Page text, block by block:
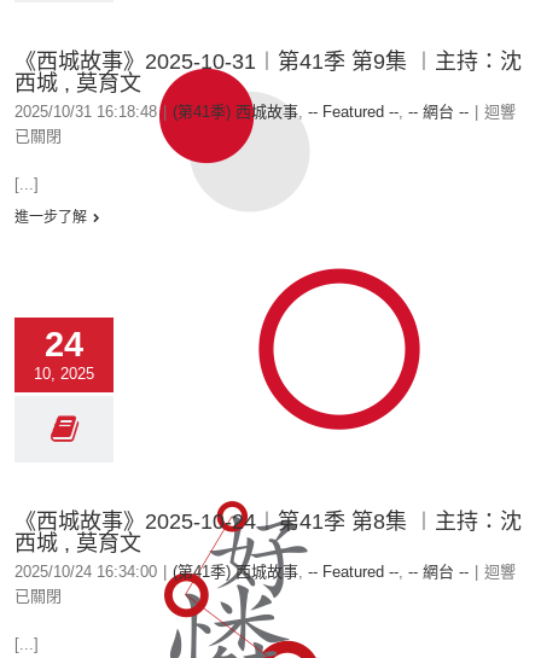
《西城故事》2025-10-31︱第41季 第9集 ︱主持：沈
西城 , 莫育文
2025/10/31 16:18:48 (第41季) 西城故事, -- Featured --, -- 網台 --
迴響
已關閉
[...]
進一步了解
24
10, 2025
《西城故事》2025-10-24︱第41季 第8集 ︱主持：沈
西城 , 莫育文
2025/10/24 16:34:00 (第41季) 西城故事, -- Featured --, -- 網台 --
迴響
已關閉
[...]